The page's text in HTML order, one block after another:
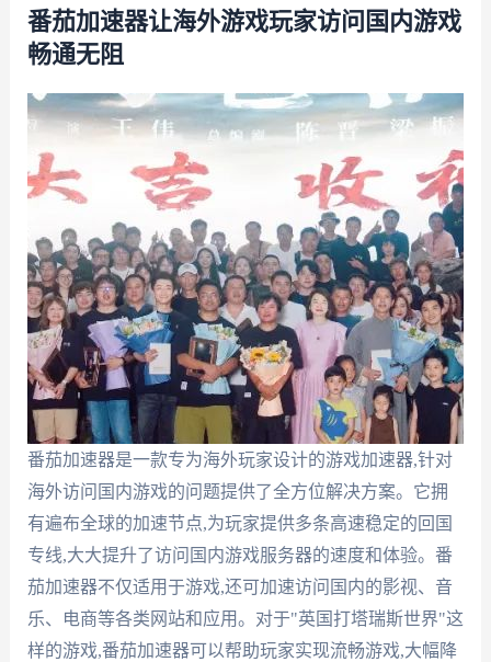
番茄加速器让海外游戏玩家访问国内游戏
畅通无阻
番茄加速器是一款专为海外玩家设计的游戏加速器,针对
海外访问国内游戏的问题提供了全方位解决方案。它拥
有遍布全球的加速节点,为玩家提供多条高速稳定的回国
专线,大大提升了访问国内游戏服务器的速度和体验。番
茄加速器不仅适用于游戏,还可加速访问国内的影视、音
乐、电商等各类网站和应用。对于"英国打塔瑞斯世界"这
样的游戏,番茄加速器可以帮助玩家实现流畅游戏,大幅降